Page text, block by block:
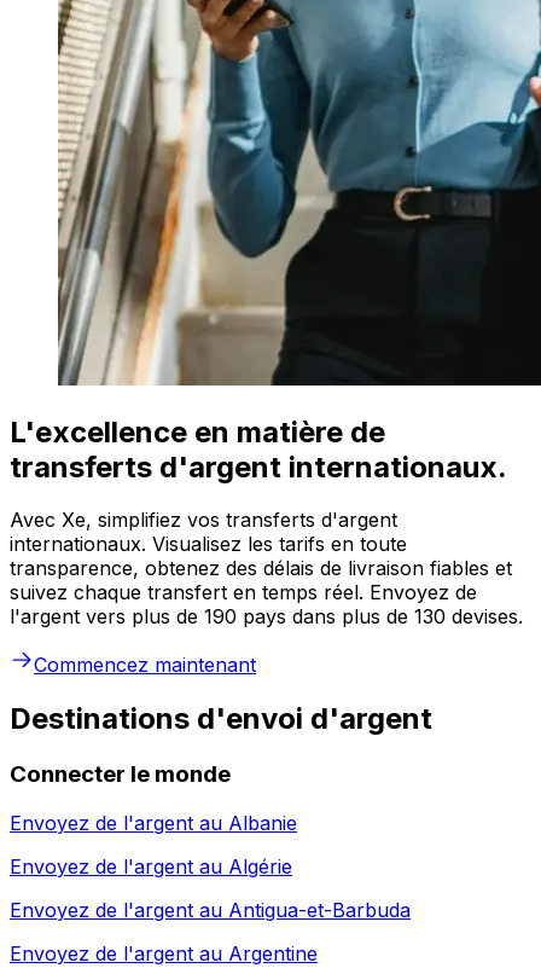
L'excellence en matière de
transferts d'argent internationaux.
Avec Xe, simplifiez vos transferts d'argent
internationaux. Visualisez les tarifs en toute
transparence, obtenez des délais de livraison fiables et
suivez chaque transfert en temps réel. Envoyez de
l'argent vers plus de 190 pays dans plus de 130 devises.
Commencez maintenant
Destinations d'envoi d'argent
Connecter le monde
Envoyez de l'argent au Albanie
Envoyez de l'argent au Algérie
Envoyez de l'argent au Antigua-et-Barbuda
Envoyez de l'argent au Argentine